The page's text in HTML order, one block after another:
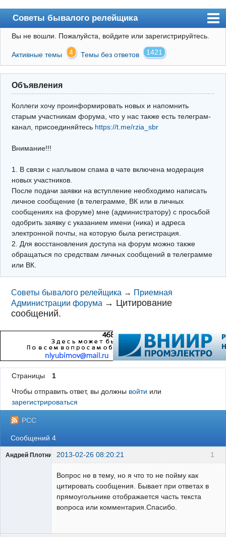
Советы бывалого релейщика
Форум
Правила
Поиск
Регистрация
Архив
Почта
Поиск релейщика
Видео РЗиА
Фотохостинг
Телеграм
Вы не вошли. Пожалуйста, войдите или зарегистрируйтесь.
Активные темы 4 Темы без ответов 1421
Объявления
Коллеги хочу проинформировать новых и напомнить
старым участникам форума, что у нас также есть телеграм-
канал, присоединяйтесь https://t.me/rzia_sbr
Внимание!!!
1. В связи с наплывом спама в чате включена модерация
новых участников.
После подачи заявки на вступление необходимо написать
личное сообщение (в телеграмме, ВК или в личных
сообщениях на форуме) мне (администратору) с просьбой
одобрить заявку с указанием имени (ника) и адреса
электронной почты, на которую была регистрация.
2. Для восстановления доступа на форум можно также
обращаться по средствам личных сообщений в телеграмме
или ВК.
Советы бывалого релейщика → Приемная
Администрации форума → Цитирование
сообщений.
Страницы
1
Чтобы отправить ответ, вы должны войти или
зарегистрироваться
РСС
Сообщений 4
1
Андрей Плотников2013-02-26 08:20:21
Вопрос не в тему, но я что то не пойму как
цитировать сообщения. Бывает при ответах в
прямоугольнике отображается часть текста
вопроса или комментария.Спасибо.